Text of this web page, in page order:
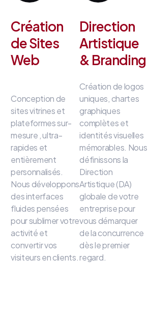
Création
de Sites
Web
Conception de
sites vitrines et
plateformes sur-
mesure , ultra-
rapides et
entièrement
personnalisés.
Nous développons
des interfaces
fluidespensées
pour sublimer votre
activité et
convertir vos
visiteurs en clients.
Direction
Artistique
& Branding
Création de logos
uniques, chartes
graphiques
complètes et
identités visuelles
mémorables. Nous
définissons la
Direction
Artistique (DA)
globale de votre
entreprisepour
vous démarquer
de la concurrence
dès le premier
regard.